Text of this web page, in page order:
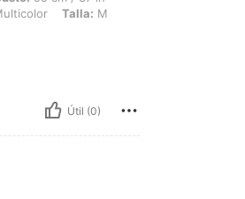
Talla: M
Útil (0)